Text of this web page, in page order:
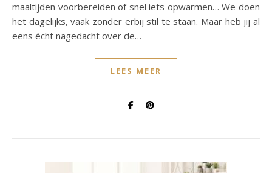
maaltijden voorbereiden of snel iets opwarmen… We doen
het dagelijks, vaak zonder erbij stil te staan. Maar heb jij al
eens écht nagedacht over de…
LEES MEER